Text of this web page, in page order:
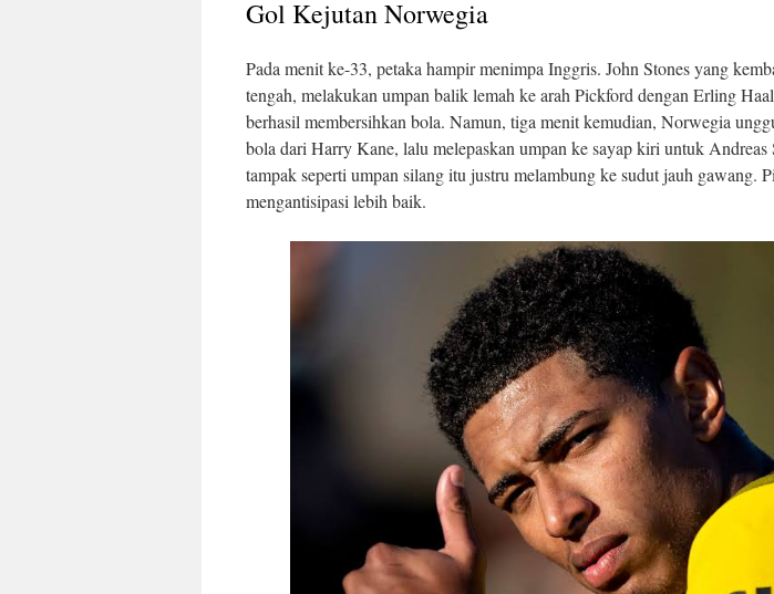
Gol Kejutan Norwegia
Pada menit ke-33, petaka hampir menimpa Inggris. John Stones yang
tengah, melakukan umpan balik lemah ke arah Pickford dengan Erling
berhasil membersihkan bola. Namun, tiga menit kemudian, Norwegia
bola dari Harry Kane, lalu melepaskan umpan ke sayap kiri untuk
tampak seperti umpan silang itu justru melambung ke sudut jauh gawang.
mengantisipasi lebih baik.